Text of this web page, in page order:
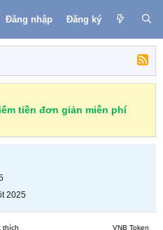
Đăng nhập Đăng ký
tiền đơn giản miễn phí
2025
thích VNB Token